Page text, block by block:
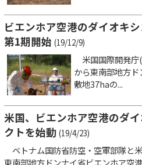
ビエンホア空港のダイオキシ
第1期開始 (19/12/9)
米国国際開発庁
から東南部地方
敷地37haの...
米国、ビエンホア空港のダ
クトを始動 (19/4/23)
ベトナム国防省防空・空軍部隊と
東南部地方ドンナイ省ビエンホア空